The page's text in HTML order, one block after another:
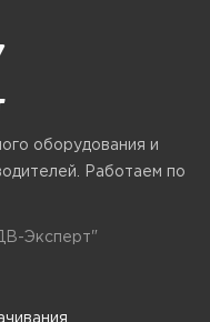
оборудования и
Работаем по
Эксперт"